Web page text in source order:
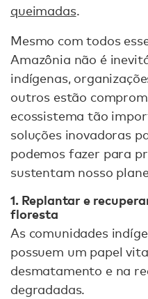
queimadas.
Mesmo com todos
Amazônia não é
indígenas,
outros estão
ecossistema tão
soluções inovadoras
podemos fazer para
sustentam nosso
1. Replantar e
floresta
As comunidades
possuem um papel
desmatamento e na
degradadas.